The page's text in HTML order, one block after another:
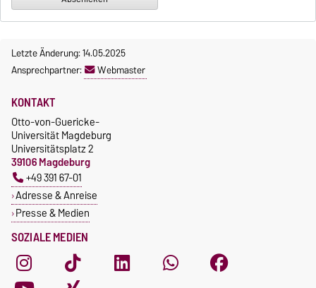
Letzte Änderung: 14.05.2025
Ansprechpartner:
Webmaster
SOZIALE MEDIEN
KONTAKT
Otto-von-Guericke-
Universität Magdeburg
Universitätsplatz 2
39106 Magdeburg
+49 391 67-01
Adresse & Anreise
Presse & Medien